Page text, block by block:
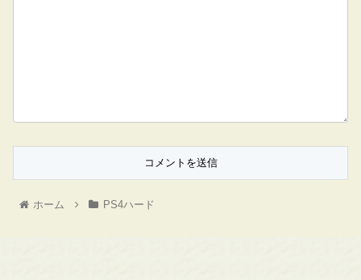
ホーム PS4ハード